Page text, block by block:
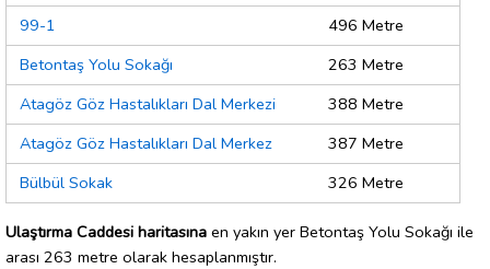
99-1
496 Metre
Betontaş Yolu Sokağı
263 Metre
Atagöz Göz Hastalıkları Dal Merkezi
388 Metre
Atagöz Göz Hastalıkları Dal Merkez
387 Metre
Bülbül Sokak
326 Metre
Ulaştırma Caddesi haritasına en yakın yer Betontaş Yolu Sokağı ile
arası 263 metre olarak hesaplanmıştır.